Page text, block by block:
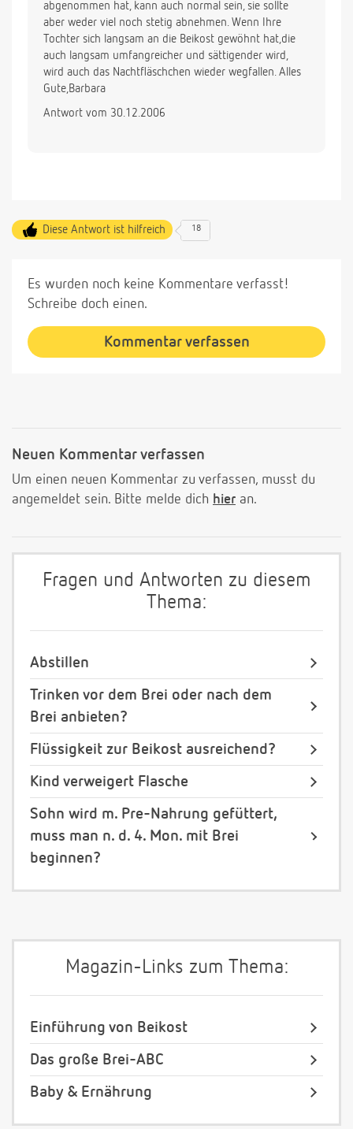
abgenommen hat, kann auch normal sein, sie sollte
aber weder viel noch stetig abnehmen. Wenn Ihre
Tochter sich langsam an die Beikost gewöhnt hat,die
auch langsam umfangreicher und sättigender wird,
wird auch das Nachtfläschchen wieder wegfallen. Alles
Gute,Barbara
Antwort vom 30.12.2006
Diese Antwort ist hilfreich 18
Es wurden noch keine Kommentare verfasst!
Schreibe doch einen.
Kommentar verfassen
Neuen Kommentar verfassen
Um einen neuen Kommentar zu verfassen, musst du
angemeldet sein. Bitte melde dich hier an.
Fragen und Antworten zu diesem
Thema:
Abstillen
Trinken vor dem Brei oder nach dem
Brei anbieten?
Flüssigkeit zur Beikost ausreichend?
Kind verweigert Flasche
Sohn wird m. Pre-Nahrung gefüttert,
muss man n. d. 4. Mon. mit Brei
beginnen?
Magazin-Links zum Thema:
Einführung von Beikost
Das große Brei-ABC
Baby & Ernährung